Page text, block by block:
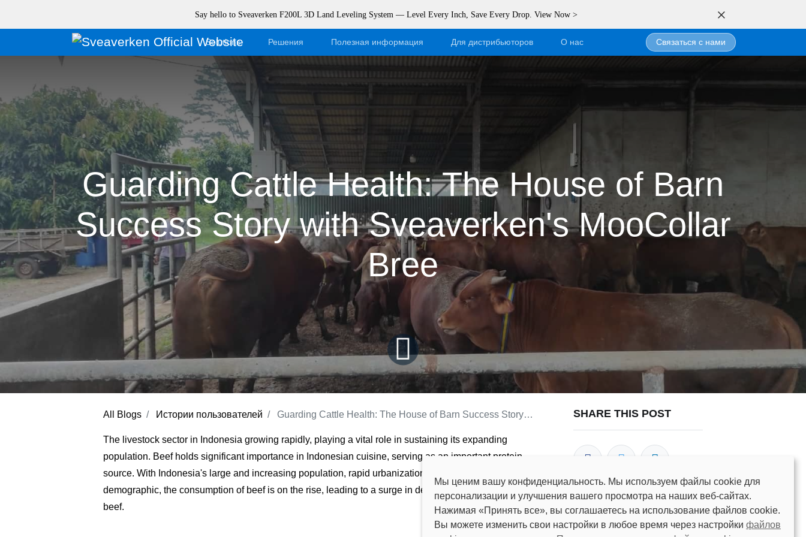
Say hello to Sveaverken F200L 3D Land Leveling System — Level Every Inch, Save Every Drop. View Now >
Solutions Решения Полезная информация
Полезные материалы
Для дистрибьюторов О нас Связаться с нами
Guarding Cattle Health: The House of Barn
Success Story with Sveaverken's MooCollar
Bree
All Blogs Истории пользователей Guarding Cattle Health: The House of Barn Success Story with Sveaverken's MooCollar Bree
The livestock sector in Indonesia growing rapidly, playing a vital role in sustaining its expanding
population. Beef holds significant importance in Indonesian cuisine, serving as an important protein
source. With Indonesia's large and increasing population, rapid urbanization, and a majority Muslim
demographic, the consumption of beef is on the rise, leading to a surge in demand for high-quality
beef.
SHARE THIS POST
OUR BLOGS
Мы ценим вашу конфиденциальность. Мы используем файлы cookie для
персонализации и улучшения вашего просмотра на наших веб-сайтах.
Нажимая «Принять все», вы соглашаетесь на использование файлов cookie.
Вы можете изменить свои настройки в любое время через настройки файлов